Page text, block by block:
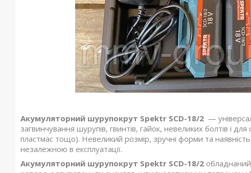
Акумуляторний шурупокрут Spektr SCD-18/2 —
загвинчування шурупів, гвинтів, гайок, невеликих болтів і
пластмас тощо). Невеликий розмір, зручні форми та
незалежною в експлуатації.
Акумуляторний шурупокрут Spektr SCD-18/2